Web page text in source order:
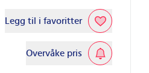
Legg til i favoritter
Overvåke pris